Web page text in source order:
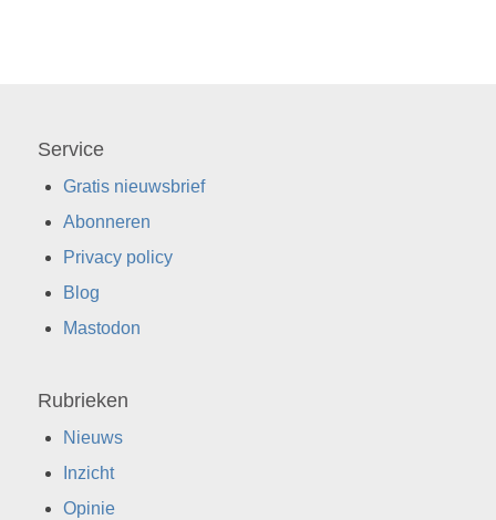
Service
Gratis nieuwsbrief
Abonneren
Privacy policy
Blog
Mastodon
Rubrieken
Nieuws
Inzicht
Opinie